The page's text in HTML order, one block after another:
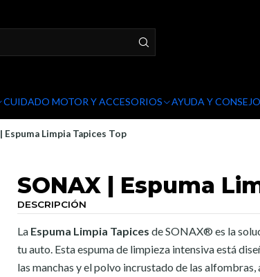
CUIDADO MOTOR Y ACCESORIOS AYUDA Y
Espuma Limpia Tapices Top
SONAX | Espuma
DESCRIPCIÓN
La Espuma Limpia Tapices de SONAX® es la
tu auto. Esta espuma de limpieza intensiva está
las manchas y el polvo incrustado de las